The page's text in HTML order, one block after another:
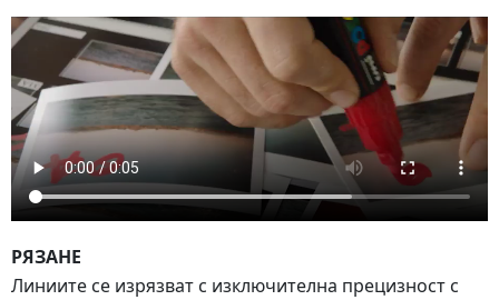
РЯЗАНЕ
Линиите се изрязват с изключителна прецизност с